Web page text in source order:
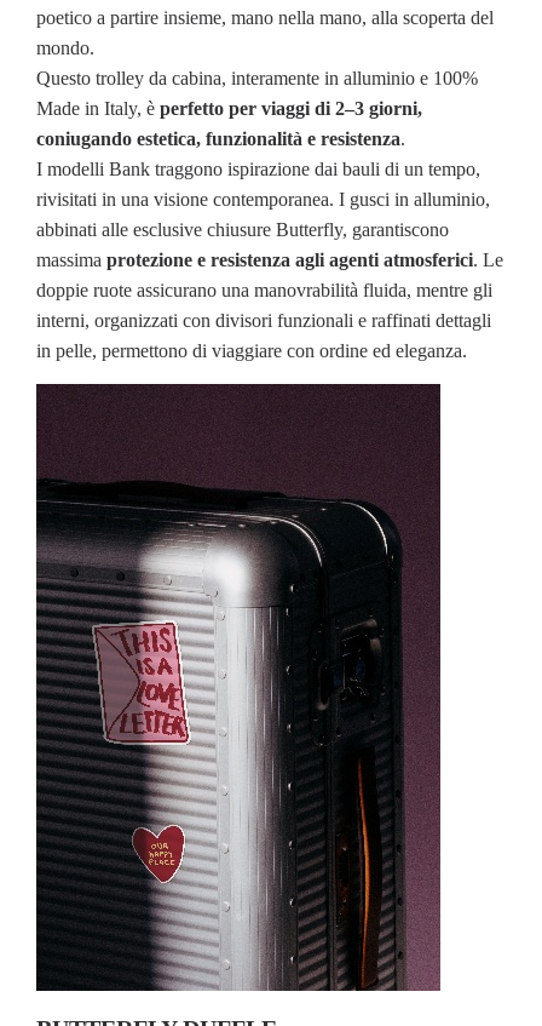
poetico a partire insieme, mano nella mano, alla scoperta del
mondo.
Questo trolley da cabina, interamente in alluminio e 100%
Made in Italy, è perfetto per viaggi di 2–3 giorni,
coniugando estetica, funzionalità e resistenza.
I modelli Bank traggono ispirazione dai bauli di un tempo,
rivisitati in una visione contemporanea. I gusci in alluminio,
abbinati alle esclusive chiusure Butterfly, garantiscono
massima protezione e resistenza agli agenti atmosferici. Le
doppie ruote assicurano una manovrabilità fluida, mentre gli
interni, organizzati con divisori funzionali e raffinati dettagli
in pelle, permettono di viaggiare con ordine ed eleganza.